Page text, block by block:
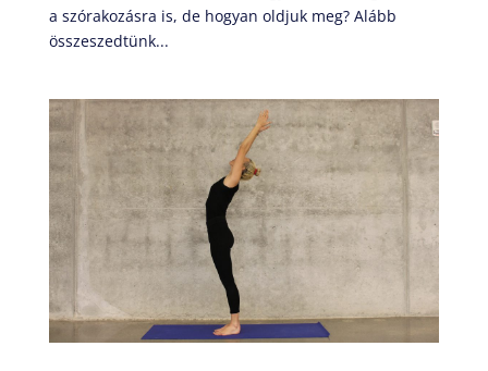
a szórakozásra is, de hogyan oldjuk meg? Alább
összeszedtünk...